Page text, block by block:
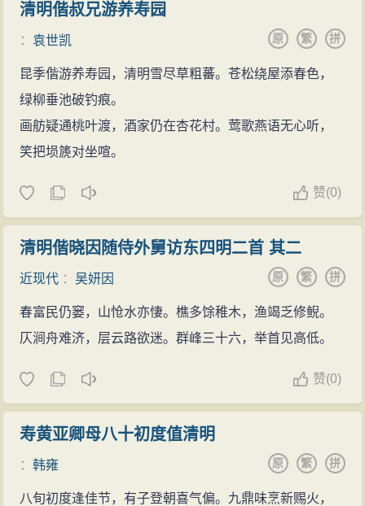
清明偕叔兄游养寿园
：袁世凯 拼
繁
原
昆季偕游养寿园，清明雪尽草粗蕃。苍松绕屋添春色，
绿柳垂池破钓痕。
画舫疑通桃叶渡，酒家仍在杏花村。莺歌燕语无心听，
笑把埙篪对坐喧。
赞(0)
清明偕晓因随侍外舅访东四明二首 其二
近现代 ：吴妍因 拼
繁
原
春富民仍窭，山怆水亦悽。樵多馀稚木，渔竭乏修鲵。
仄涧舟难济，层云路欲迷。群峰三十六，举首见高低。
赞(0)
寿黄亚卿母八十初度值清明
：韩雍 拼
繁
原
八旬初度逢佳节，有子登朝喜气偏。九鼎味烹新赐火，